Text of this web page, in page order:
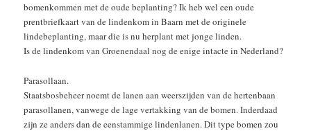
bomenkommen met de oude beplanting? Ik heb wel een oude
prentbriefkaart van de lindenkom in Baarn met de originele
lindebeplanting, maar die is nu herplant met jonge linden.
Is de lindenkom van Groenendaal nog de enige intacte in Nederland?
Parasollaan.
Staatsbosbeheer noemt de lanen aan weerszijden van de hertenbaan
parasollanen, vanwege de lage vertakking van de bomen. Inderdaad
zijn ze anders dan de eenstammige lindenlanen. Dit type bomen zou